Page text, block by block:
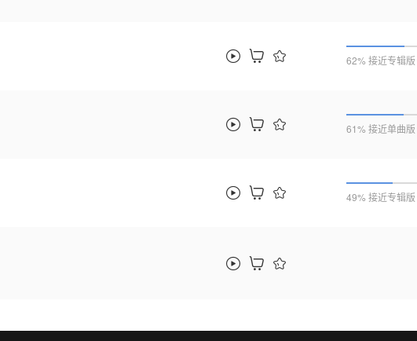
62% 接近专辑版
61% 接近单曲版
49% 接近专辑版